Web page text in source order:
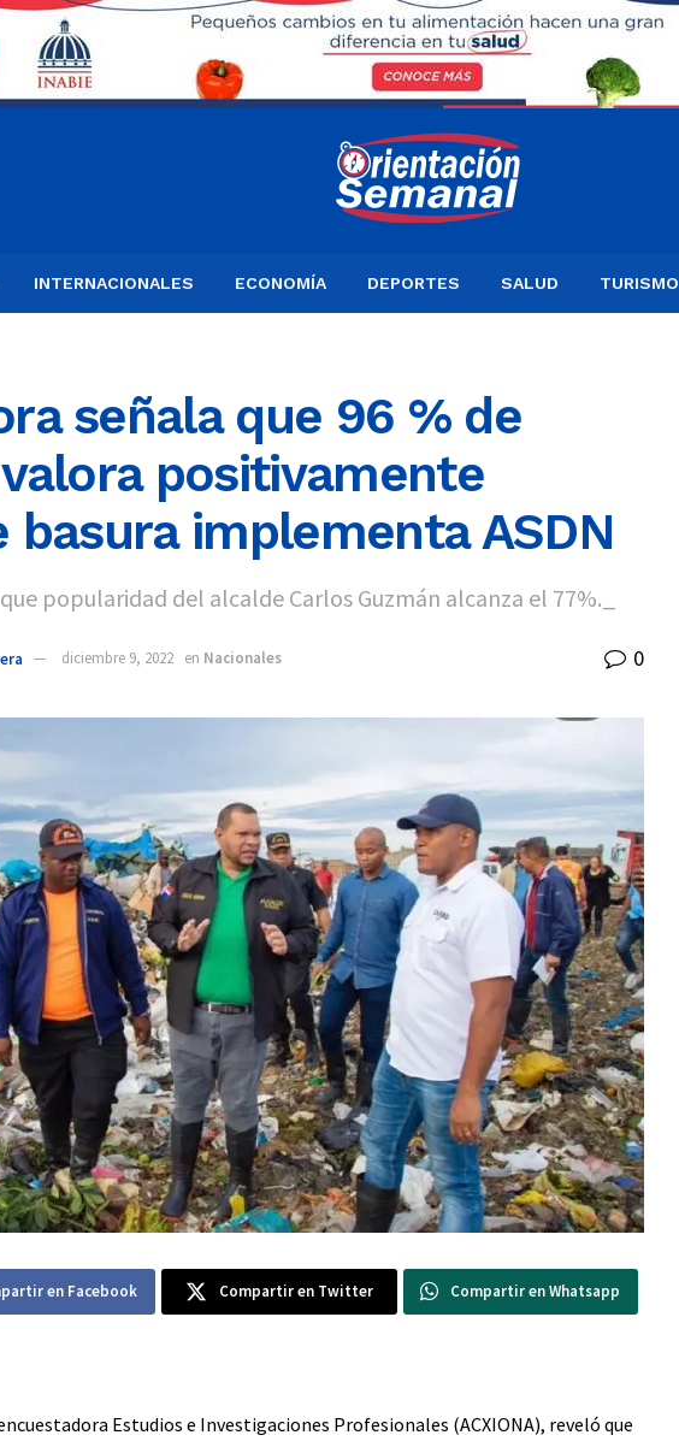
INTERNACIONALES ECONOMÍA DEPORTES SALUD TURISMO
señala que 96 % de
positivamente
basura implementa ASDN
popularidad del alcalde Carlos Guzmán alcanza el 77%._
diciembre 9, 2022 en Nacionales 0
en Facebook Compartir en Twitter Compartir en Whatsapp
Estudios e Investigaciones Profesionales (ACXIONA), reveló que